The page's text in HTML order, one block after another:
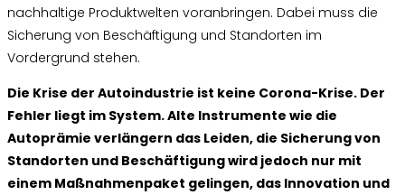
nachhaltige Produktwelten voranbringen. Dabei muss die
Sicherung von Beschäftigung und Standorten im
Vordergrund stehen.
Die Krise der Autoindustrie ist keine Corona-Krise. Der
Fehler liegt im System. Alte Instrumente wie die
Autoprämie verlängern das Leiden, die Sicherung von
Standorten und Beschäftigung wird jedoch nur mit
einem Maßnahmenpaket gelingen, das Innovation und